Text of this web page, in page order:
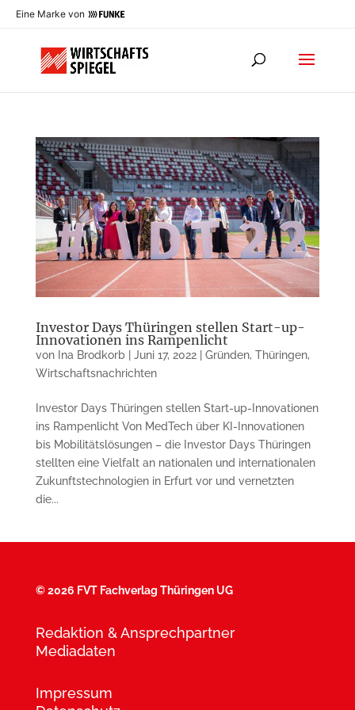
Eine Marke von
Investor Days Thüringen stellen Start-up-
Innovationen ins Rampenlicht
von Ina Brodkorb| Juni 17, 2022| Gründen, Thüringen,
Wirtschaftsnachrichten
Investor Days Thüringen stellen Start-up-Innovationen
ins Rampenlicht Von MedTech über KI-Innovationen
bis Mobilitätslösungen – die Investor Days Thüringen
stellten eine Vielfalt an nationalen und internationalen
Zukunftstechnologien in Erfurt vor und vernetzten
die...
©2026 FVT Fachverlag Thüringen UG
Redaktion & Ansprechpartner
Mediadaten
Impressum